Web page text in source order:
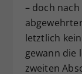
– doch
letztlich
gewann die
zweiten